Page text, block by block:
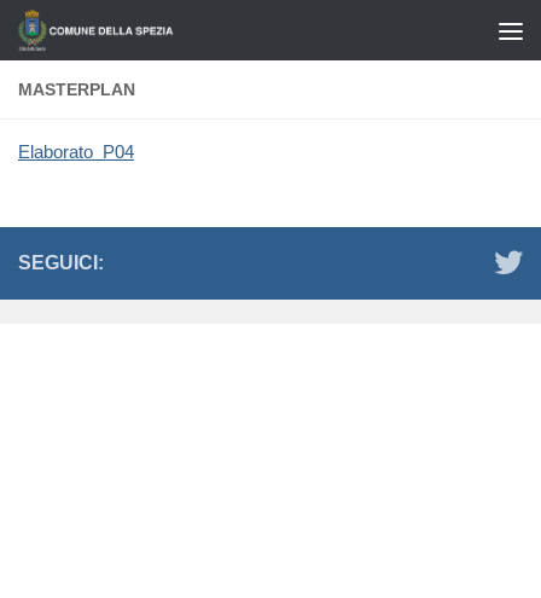
Salta al contenuto
MASTERPLAN
Elaborato P04
SEGUICI: